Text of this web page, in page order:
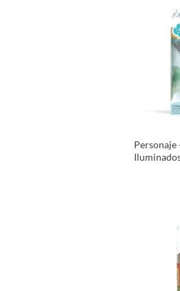
Personaje